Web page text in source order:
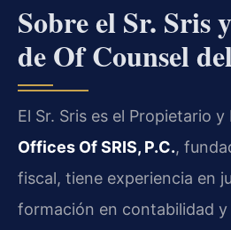
Sobre el Sr. Sris
de Of Counsel
El Sr. Sris es el Propietario
Offices Of SRIS, P.C.,
fiscal, tiene experiencia en
formación en contabilidad y